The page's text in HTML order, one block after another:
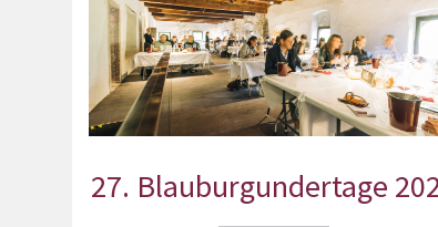
27. Blauburgundertage